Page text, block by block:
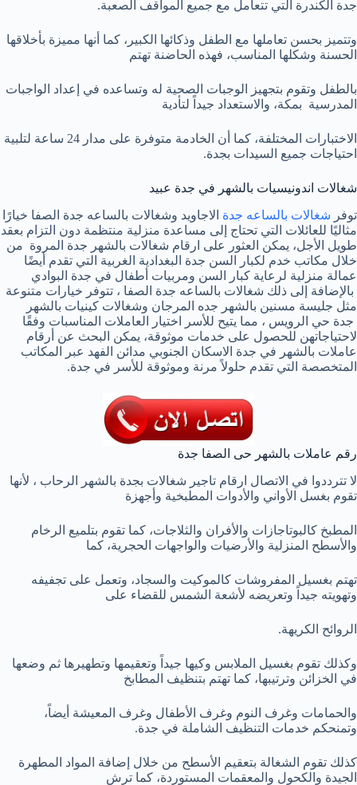
جدة الكندرة التي تتعامل مع جميع المواقف الصعبة.
وتتميز بحسن تعاملها مع الطفل وذكائها الكبير، كما أنها مميزة بأخلاقها
الحسنة وشكلها المناسب، فهذه الحاضنة تهتم
بالطفل وتقوم بتجهيز الوجبات الصحية له وتساعده في إعداد الواجبات
المدرسية بمكة، والاستعداد جيداً لتأدية
الاختبارات المختلفة، كما أن الخادمة متوفرة على مدار 24 ساعة لتلبية
احتياجات جميع السيدات بجدة.
شغالات اندونيسيات بالشهر في جدة عبيد
توفر شغالات بالساعه جدة الاجاويد وشغالات بالساعه جدة الصفا خيارًا
مثاليًا للعائلات التي تحتاج إلى مساعدة منزلية منتظمة دون التزام بعقد
طويل الأجل، يمكن العثور على ارقام شغالات بالشهر جدة المروة من
خلال مكاتب خدم لكبار السن جدة البغدادية الغربية التي تقدم أيضًا
عمالة منزلية لرعاية كبار السن ومربيات أطفال في جدة البوادي
بالإضافة إلى ذلك شغالات بالساعه جدة الصفا ، تتوفر خيارات متنوعة
مثل جليسة مسنين بالشهر جده المرجان وشغالات كينيات بالشهر
جدة حي الرويس ، مما يتيح للأسر اختيار العاملات المناسبات وفقًا
لاحتياجاتهن للحصول على خدمات موثوقة، يمكن البحث عن أرقام
عاملات بالشهر في جدة الاسكان الجنوبي مدائن الفهد عبر المكاتب
المتخصصة التي تقدم حلولاً مرنة وموثوقة للأسر في جدة.
رقم عاملات بالشهر حى الصفا جدة
لا تترددوا في الاتصال ارقام تاجير شغالات بجدة بالشهر الرحاب ، لأنها
تقوم بغسل الأواني والأدوات المطبخية وأجهزة
المطبخ كالبوتاجازات والأفران والثلاجات، كما تقوم بتلميع الرخام
والأسطح المنزلية والأرضيات والواجهات الحجرية، كما
تهتم بغسيل المفروشات كالموكيت والسجاد، وتعمل على تجفيفه
وتهويته جيداً وتعريضه لأشعة الشمس للقضاء على
الروائح الكريهة.
وكذلك تقوم بغسيل الملابس وكيها جيداً وتعقيمها وتطهيرها ثم وضعها
في الخزائن وترتيبها، كما تهتم بتنظيف المطابخ
والحمامات وغرف النوم وغرف الأطفال وغرف المعيشة أيضاً،
وتمنحكم خدمات التنظيف الشاملة في جدة.
كذلك تقوم الشغالة بتعقيم الأسطح من خلال إضافة المواد المطهرة
الجيدة والكحول والمعقمات المستوردة، كما ترش